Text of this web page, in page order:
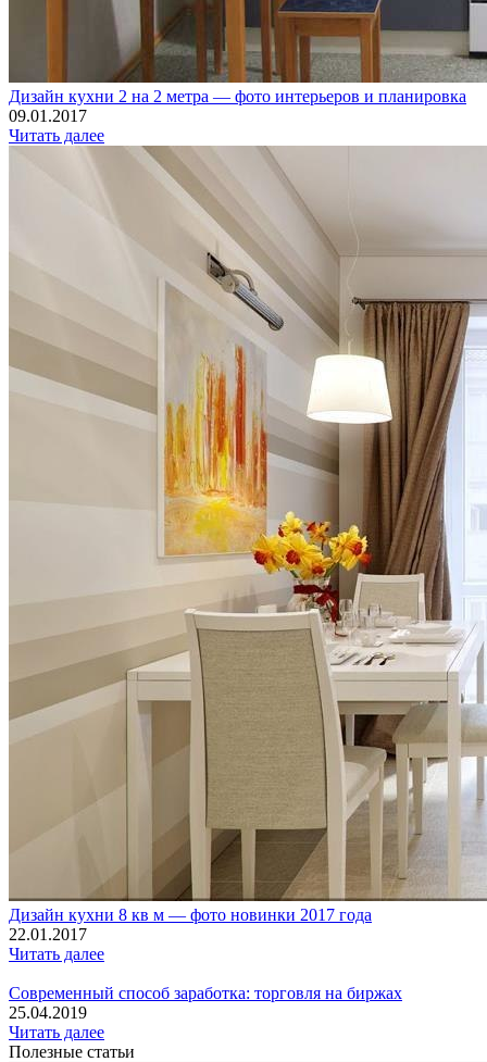
Дизайн кухни 2 на 2 метра — фото интерьеров и планировка
09.01.2017
Читать далее
Дизайн кухни 8 кв м — фото новинки 2017 года
22.01.2017
Читать далее
Современный способ заработка: торговля на биржах
25.04.2019
Читать далее
Полезные статьи